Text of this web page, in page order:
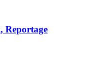
Reportage